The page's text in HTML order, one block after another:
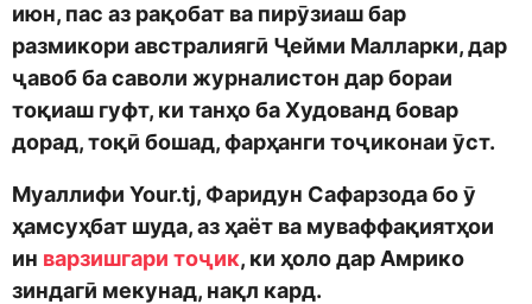
июн, пас аз рақобат ва пирӯзиаш бар
размикори австралиягӣ Ҷейми Малларки, дар
ҷавоб ба саволи журналистон дар бораи
тоқиаш гуфт, ки танҳо ба Худованд бовар
дорад, тоқӣ бошад, фарҳанги тоҷиконаи ӯст.
Муаллифи Your.tj, Фаридун Сафарзода бо ӯ
ҳамсуҳбат шуда, аз ҳаёт ва муваффақиятҳои
ин варзишгари тоҷик, ки ҳоло дар Амрико
зиндагӣ мекунад, нақл кард.